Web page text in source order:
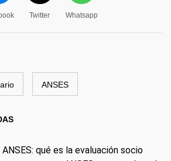
Twitter Whatsapp
ANSES
qué es la evaluación socio